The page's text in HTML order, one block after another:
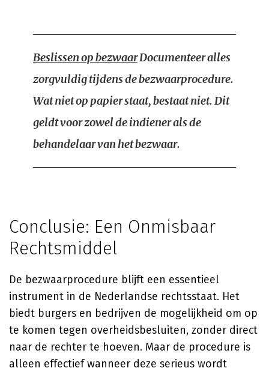
Beslissen op bezwaarDocumenteer alles
zorgvuldig tijdens de bezwaarprocedure.
Wat niet op papier staat, bestaat niet. Dit
geldt voor zowel de indiener als de
behandelaar van het bezwaar.
Conclusie: Een Onmisbaar
Rechtsmiddel
De bezwaarprocedure blijft een essentieel
instrument in de Nederlandse rechtsstaat. Het
biedt burgers en bedrijven de mogelijkheid om op
te komen tegen overheidsbesluiten, zonder direct
naar de rechter te hoeven. Maar de procedure is
alleen effectief wanneer deze serieus wordt